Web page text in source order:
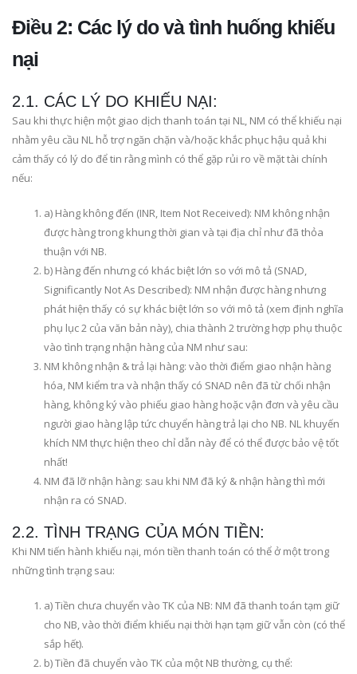
Điều 2: Các lý do và tình huống khiếu
nại
2.1. CÁC LÝ DO KHIẾU NẠI:
Sau khi thực hiện một giao dịch thanh toán tại NL, NM có thể khiếu nại
nhằm yêu cầu NL hỗ trợ ngăn chặn và/hoặc khắc phục hậu quả khi
cảm thấy có lý do để tin rằng mình có thể gặp rủi ro về mặt tài chính
nếu:
a) Hàng không đến (INR, Item Not Received): NM không nhận
được hàng trong khung thời gian và tại địa chỉ như đã thỏa
thuận với NB.
b) Hàng đến nhưng có khác biệt lớn so với mô tả (SNAD,
Significantly Not As Described): NM nhận được hàng nhưng
phát hiện thấy có sự khác biệt lớn so với mô tả (xem định nghĩa
phụ lục 2 của văn bản này), chia thành 2 trường hợp phụ thuộc
vào tình trạng nhận hàng của NM như sau:
NM không nhận & trả lại hàng: vào thời điểm giao nhận hàng
hóa, NM kiểm tra và nhận thấy có SNAD nên đã từ chối nhận
hàng, không ký vào phiếu giao hàng hoặc vận đơn và yêu cầu
người giao hàng lập tức chuyển hàng trả lại cho NB. NL khuyến
khích NM thực hiện theo chỉ dẫn này để có thể được bảo vệ tốt
nhất!
NM đã lỡ nhận hàng: sau khi NM đã ký & nhận hàng thì mới
nhận ra có SNAD.
2.2. TÌNH TRẠNG CỦA MÓN TIỀN:
Khi NM tiến hành khiếu nại, món tiền thanh toán có thể ở một trong
những tình trạng sau:
a) Tiền chưa chuyển vào TK của NB: NM đã thanh toán tạm giữ
cho NB, vào thời điểm khiếu nại thời hạn tạm giữ vẫn còn (có thể
sắp hết).
b) Tiền đã chuyển vào TK của một NB thường, cụ thể: